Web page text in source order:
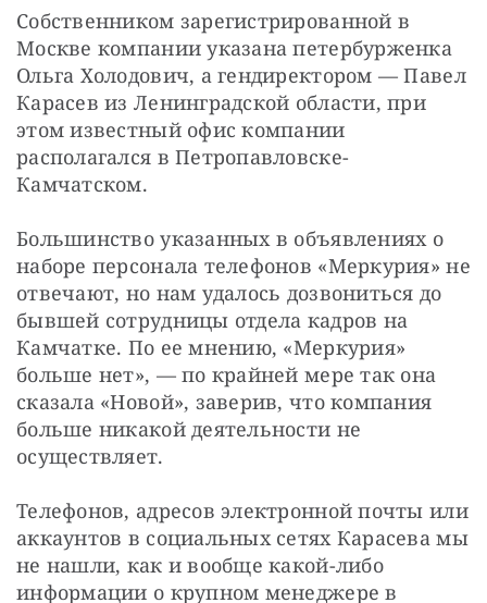
Собственником зарегистрированной в
Москве компании указана петербурженка
Ольга Холодович, а гендиректором — Павел
Карасев из Ленинградской области, при
этом известный офис компании
располагался в Петропавловске-
Камчатском.
Большинство указанных в объявлениях о
наборе персонала телефонов «Меркурия» не
отвечают, но нам удалось дозвониться до
бывшей сотрудницы отдела кадров на
Камчатке. По ее мнению, «Меркурия»
больше нет», — по крайней мере так она
сказала «Новой», заверив, что компания
больше никакой деятельности не
осуществляет.
Телефонов, адресов электронной почты или
аккаунтов в социальных сетях Карасева мы
не нашли, как и вообще какой-либо
информации о крупном менеджере в